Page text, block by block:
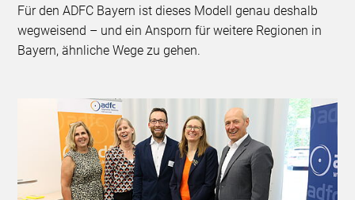
Für den ADFC Bayern ist dieses Modell genau deshalb
wegweisend – und ein Ansporn für weitere Regionen in
Bayern, ähnliche Wege zu gehen.